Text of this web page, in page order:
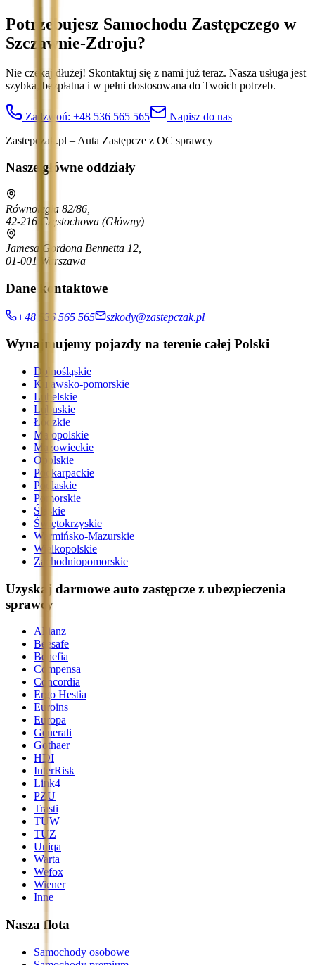
Potrzebujesz Samochodu Zastępczego w
Szczawnie-Zdroju?
Nie czekaj dłużej! Skontaktuj się z nami już teraz. Nasza usługa jest
szybka, bezpłatna i w pełni dostosowana do Twoich potrzeb.
Zadzwoń: +48 536 565 565
Napisz do nas
Zastepczak.pl – Auta Zastępcze z OC sprawcy
Nasze główne oddziały
Równoległa 82/86,
42-216 Częstochowa (Główny)
Jamesa Gordona Bennetta 12,
01-001 Warszawa
Dane kontaktowe
+48 536 565 565 szkody@zastepczak.pl
Wynajmujemy pojazdy na terenie całej Polski
Dolnośląskie
Kujawsko-pomorskie
Lubelskie
Lubuskie
Łódzkie
Małopolskie
Mazowieckie
Opolskie
Podkarpackie
Podlaskie
Pomorskie
Śląskie
Świętokrzyskie
Warmińsko-Mazurskie
Wielkopolskie
Zachodniopomorskie
Uzyskaj darmowe auto zastępcze z ubezpieczenia
sprawcy
Allianz
Beesafe
Benefia
Compensa
Concordia
Ergo Hestia
Euroins
Europa
Generali
Gothaer
HDI
InterRisk
Link4
PZU
Trasti
TUW
TUZ
Uniqa
Warta
Wefox
Wiener
Inne
Nasza flota
Samochody osobowe